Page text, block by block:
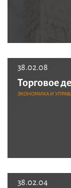
38.02.08
Торговое
ЭКОНОМИКА И
38.02.04